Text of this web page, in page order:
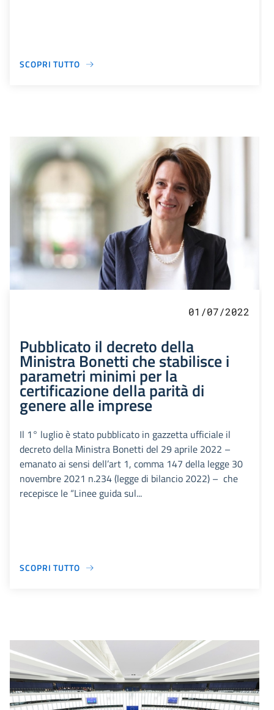
SCOPRI TUTTO
01/07/2022
Pubblicato il decreto della
Ministra Bonetti che stabilisce i
parametri minimi per la
certificazione della parità di
genere alle imprese
Il 1° luglio è stato pubblicato in gazzetta ufficiale il
decreto della Ministra Bonetti del 29 aprile 2022 –
emanato ai sensi dell’art 1, comma 147 della legge 30
novembre 2021 n.234 (legge di bilancio 2022) – che
recepisce le “Linee guida sul...
SCOPRI TUTTO